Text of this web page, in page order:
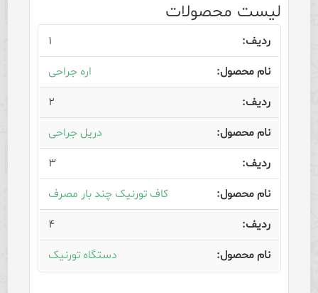
لیست محصولات
۱
اره جراحی
۲
دریل جراحی
۳
کاف تورنیک چند بار مصرف
۴
دستگاه تورنیک